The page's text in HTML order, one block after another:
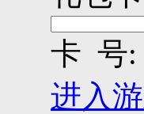
卡 号:
进入